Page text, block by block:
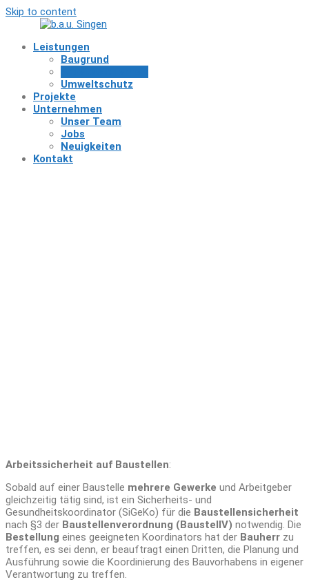
Skip to content
Leistungen
Baugrund
Umweltschutz
Projekte
Unternehmen
Unser Team
Jobs
Neuigkeiten
Kontakt
Arbeitssicherheit auf Baustellen:
Sobald auf einer Baustelle mehrere Gewerke und Arbeitgeber
gleichzeitig tätig sind, ist ein Sicherheits- und
Gesundheitskoordinator (SiGeKo) für die Baustellensicherheit
nach §3 der Baustellenverordnung (BaustellV) notwendig. Die
Bestellung eines geeigneten Koordinators hat der Bauherr zu
treffen, es sei denn, er beauftragt einen Dritten, die Planung und
Ausführung sowie die Koordinierung des Bauvorhabens in eigener
Verantwortung zu treffen.